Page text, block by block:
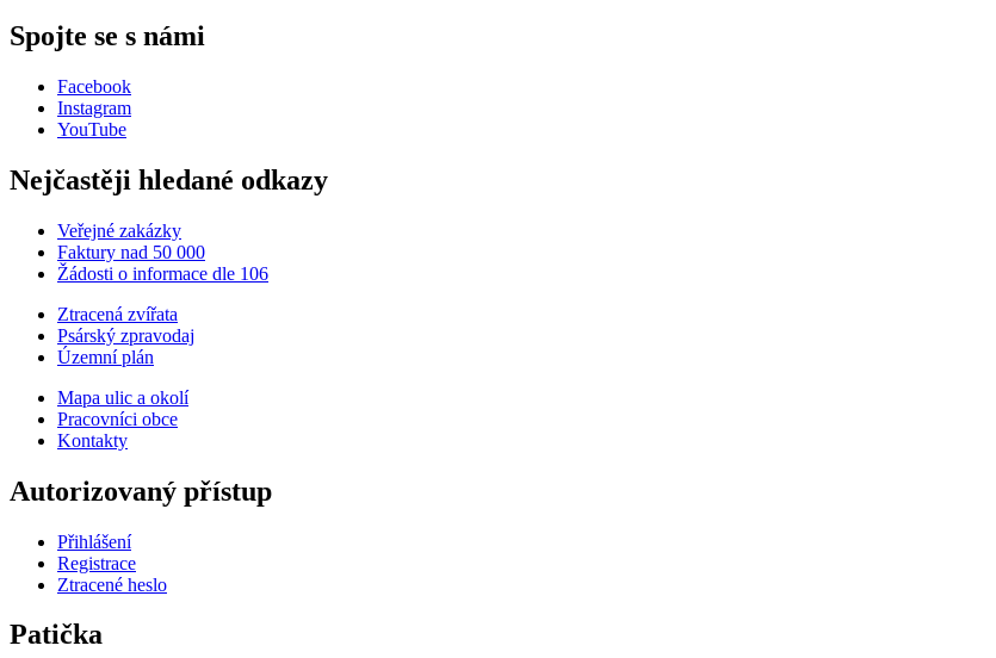
Spojte se s námi
Facebook
Instagram
YouTube
Nejčastěji hledané odkazy
Veřejné zakázky
Faktury nad 50 000
Žádosti o informace dle 106
Ztracená zvířata
Psárský zpravodaj
Územní plán
Mapa ulic a okolí
Pracovníci obce
Kontakty
Autorizovaný přístup
Přihlášení
Registrace
Ztracené heslo
Patička